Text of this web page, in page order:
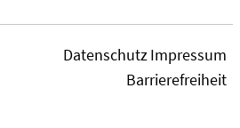
DatenschutzImpressum
Barrierefreiheit